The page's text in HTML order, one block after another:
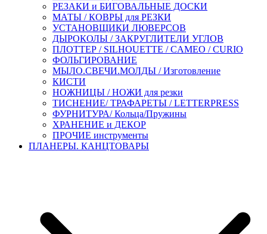
РЕЗАКИ и БИГОВАЛЬНЫЕ ДОСКИ
МАТЫ / КОВРЫ для РЕЗКИ
УСТАНОВЩИКИ ЛЮВЕРСОВ
ДЫРОКОЛЫ / ЗАКРУГЛИТЕЛИ УГЛОВ
ПЛОТТЕР / SILHOUETTE / CAMEO / CURIO
ФОЛЬГИРОВАНИЕ
МЫЛО.СВЕЧИ.МОЛДЫ / Изготовление
КИСТИ
НОЖНИЦЫ / НОЖИ для резки
ТИСНЕНИЕ/ ТРАФАРЕТЫ / LETTERPRESS
ФУРНИТУРА/ Кольца/Пружины
ХРАНЕНИЕ и ДЕКОР
ПРОЧИЕ инструменты
ПЛАНЕРЫ. КАНЦТОВАРЫ